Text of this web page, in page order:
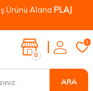
Ürünü Alana PLAJ
ARA
0
0